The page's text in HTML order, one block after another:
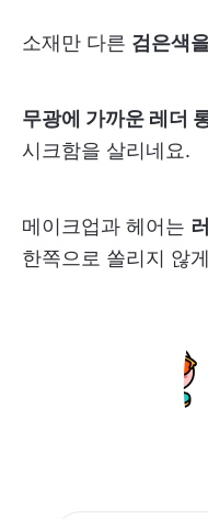
소재만 다른 검은색
무광에 가까운 레더
시크함을 살리네요.
메이크업과 헤어는
한쪽으로 쏠리지 않